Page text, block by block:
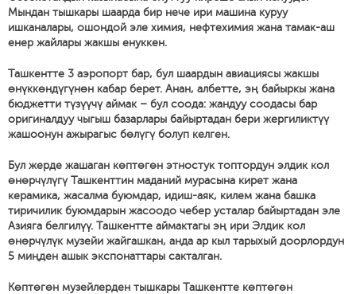
Мындан тышкары шаарда бир нече ири машина куруу
ишканалары, ошондой эле химия, нефтехимия жана тамак-аш
енер жайлары жакшы енуккен.
Ташкентте 3 аэропорт бар, бул шаардын авиациясы жакшы
өнүккөндүгүнөн кабар берет. Анан, албетте, эң байыркы жана
бюджетти түзүүчү аймак – бул соода: жандуу соодасы бар
оригиналдуу чыгыш базарлары байыртадан бери жергиликтүү
жашоонун ажырагыс бөлүгү болуп келген.
Бул жерде жашаган көптөгөн этностук топтордун элдик кол
өнөрчүлүгү Ташкенттин маданий мурасына кирет жана
керамика, жасалма буюмдар, идиш-аяк, килем жана башка
тиричилик буюмдарын жасоодо чебер усталар байыртадан эле
Азияга белгилүү. Ташкентте аймактагы эң ири Элдик кол
өнөрчүлүк музейи жайгашкан, анда ар кыл тарыхый доорлордун
5 миңден ашык экспонаттары сакталган.
Көптөгөн музейлерден тышкары Ташкентте көптөгөн